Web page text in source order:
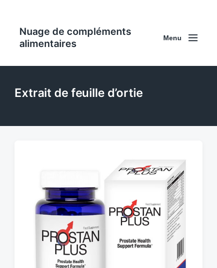
Nuage de compléments
alimentaires
Menu
Extrait de feuille d’ortie